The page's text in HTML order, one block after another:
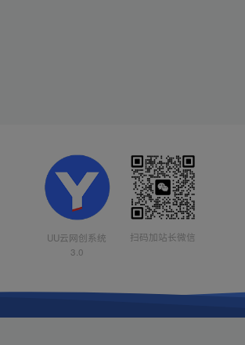
UU云网创系统
3.0
扫码加站长微信